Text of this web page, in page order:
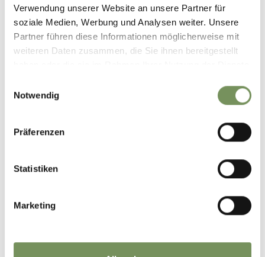
Verwendung unserer Website an unsere Partner für
soziale Medien, Werbung und Analysen weiter. Unsere
Partner führen diese Informationen möglicherweise mit
weiteren Daten zusammen, die Sie ihnen bereitgestellt
Notwendig
Präferenzen
Statistiken
Marketing